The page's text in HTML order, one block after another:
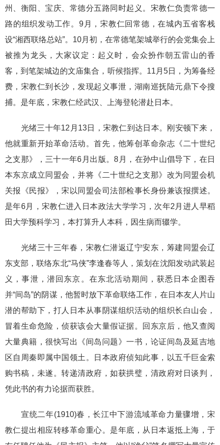
州、衡阳、宝庆、常德分五路同时起义。宋教仁负责常德一
路的组织发动工作。9月，宋教仁回常德，在城内五省客栈
设“湘西联络总站”。10月初，在常德笔架城举行的会党集会上
被推为龙头，大家议定：起义时，会众扮作朝五雷山的香
客，到笔架城边的文庙集合，听候指挥。11月5日，为筹备经
费，宋教仁到长沙，发现起义事泄，湖南巡抚陆元鼎下令搜
捕。是年底，宋教仁经武汉、上海登轮潜赴日本。
光绪三十年12月13日，宋教仁到达日本。刚安顿下来，
他就重新开始革命活动。首先，他筹创革命杂志《二十世纪
之支那》，三十一年6月出版。8月，在孙中山倡导下，在日
本东京成立同盟会，并将《二十世纪之支那》改为同盟会机
关报《民报》，宋以同盟会司法部检事长身份兼该报撰述。
是年6月，宋教仁进入日本政法大学学习，次年2月进人早稻
田大学预科学习，本打算升人本科，因生病而辍学。
光绪三十三年春，宋教仁潜返辽宁安东，筹建同盟会辽
东支部，联络东北“马侠”李逢春等人，策划在沈阳发动武装起
义，事泄，潜回东京。在东北活动期间，获悉日本企图吞
并“间岛”的阴谋，他暂时放下革命联络工作，在日本友人片山
潜的帮助下，打人日本从事阴谋组织活动的组织长白山会，
冒着生命危险，侦获该会大量假证据。回东京后，他又查阅
大量典籍，很快写出《间岛问题》一书，论证间岛及延吉地
区自周秦即属中国领土。日本政府侦知此事，以五千巨金索
购书稿，未遂。转递清政府，如获拱璧，清政府对日谈判，
凭此书的有力论据而获胜。
宣统二年(1910)春，长江中下游流域革命力量骤增，宋
教仁提出相应转移革命重心。是年底，从日本返抵上海，于